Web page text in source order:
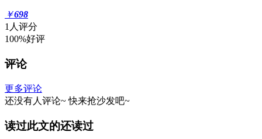
￥698
1人评分
100%好评
评论
更多评论
还没有人评论~ 快来抢沙发吧~
读过此文的还读过